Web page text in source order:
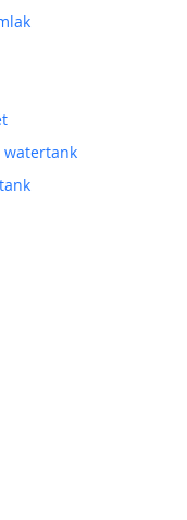
watertank